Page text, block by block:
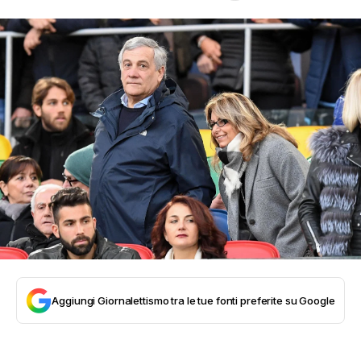
Aggiungi Giornalettismo tra le tue fonti preferite su Google